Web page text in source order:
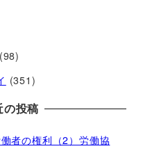
(98)
(351)
の投稿
者の権利（2）労働協